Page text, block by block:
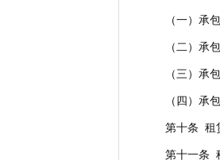
（一）承
（二）承
（三）承
（四）承
第十条 租
第十一条